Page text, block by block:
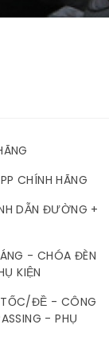
CHÍNH HÃNG
DẪN ĐƯỜNG +
- CHÓA ĐÈN
KIỆN
ĐỀ - CÔNG
- PHỤ